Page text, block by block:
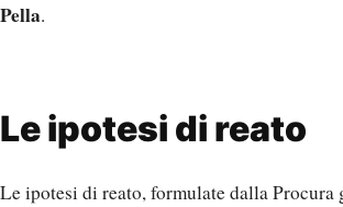
Pella.
Le ipotesi di reato
Le ipotesi di reato, formulate dalla Procura